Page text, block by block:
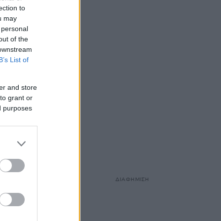
to
may
of the
List of
and store
grant or
purposes
ΔΙΑΦΗΜΙΣΗ